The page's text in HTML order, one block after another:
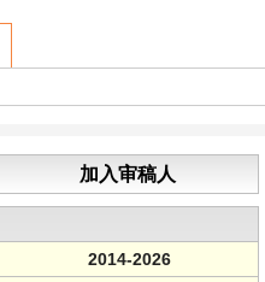
加入审稿人
2014-2026